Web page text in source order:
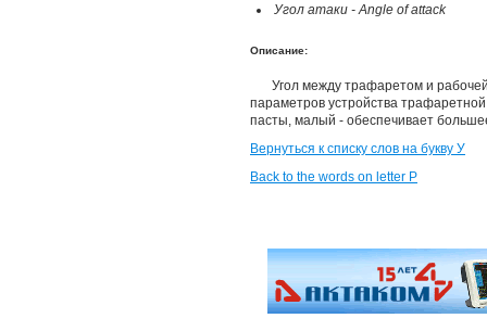
Угол атаки - Angle of attack
Описание:
Угол между трафаретом и
параметров устройства
пасты, малый - обеспечивает
Вернуться к списку слов на букву У
Back to the words on letter P